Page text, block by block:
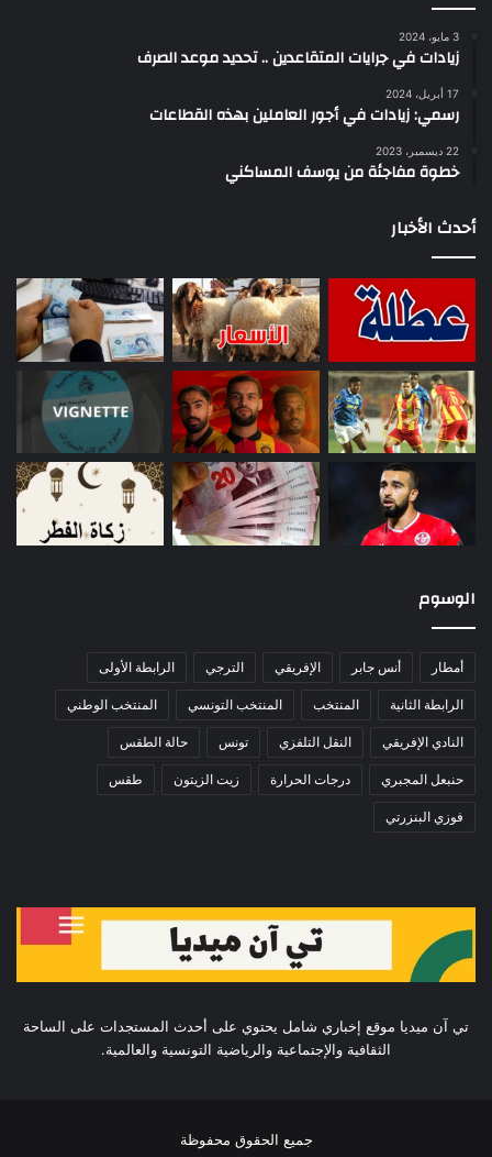
3 مايو، 2024
زيادات في جرايات المتقاعدين .. تحديد موعد الصرف
17 أبريل، 2024
رسمي: زيادات في أجور العاملين بهذه القطاعات
22 ديسمبر، 2023
خطوة مفاجئة من يوسف المساكني
أحدث الأخبار
الوسوم
أمطار أنس جابر الإفريقي الترجي الرابطة الأولى
الرابطة الثانية المنتخب المنتخب التونسي المنتخب الوطني
النادي الإفريقي النقل التلفزي تونس حالة الطقس
حنبعل المجبري درجات الحرارة زيت الزيتون طقس
فوزي البنزرتي
تي آن ميديا موقع إخباري شامل يحتوي على أحدث المستجدات على الساحة
الثقافية والإجتماعية والرياضية التونسية والعالمية.
جميع الحقوق محفوظة